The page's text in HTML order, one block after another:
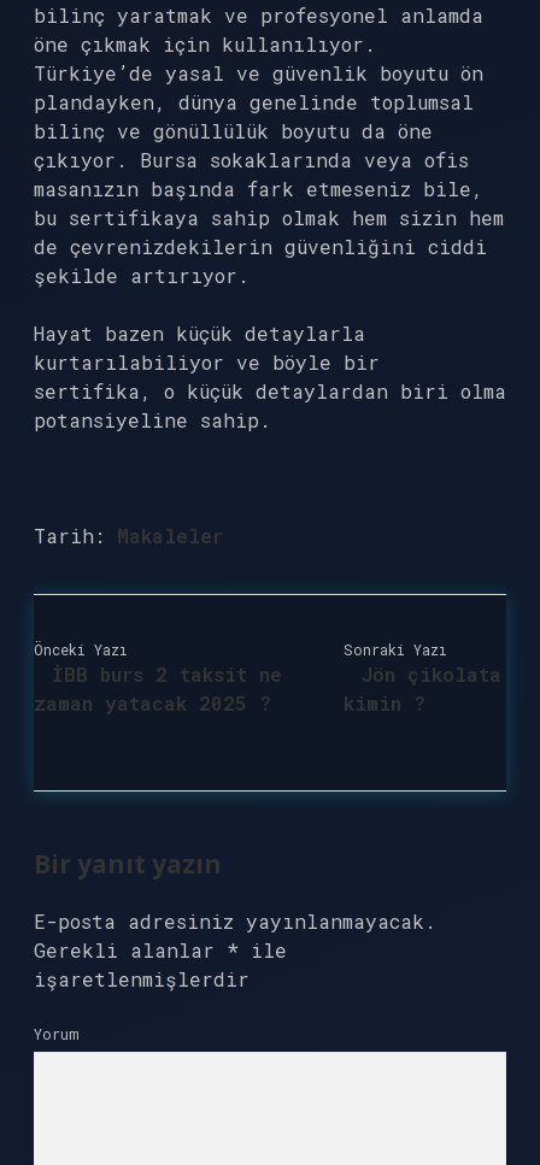
bilinç yaratmak ve profesyonel anlamda
öne çıkmak için kullanılıyor.
Türkiye’de yasal ve güvenlik boyutu ön
plandayken, dünya genelinde toplumsal
bilinç ve gönüllülük boyutu da öne
çıkıyor. Bursa sokaklarında veya ofis
masanızın başında fark etmeseniz bile,
bu sertifikaya sahip olmak hem sizin hem
de çevrenizdekilerin güvenliğini ciddi
şekilde artırıyor.
Hayat bazen küçük detaylarla
kurtarılabiliyor ve böyle bir
sertifika, o küçük detaylardan biri olma
potansiyeline sahip.
Tarih: Makaleler
Önceki Yazı
İBB burs 2 taksit ne
zaman yatacak 2025 ?
Sonraki Yazı
Jön çikolata
kimin ?
Bir yanıt yazın
E-posta adresiniz yayınlanmayacak.
Gerekli alanlar * ile
işaretlenmişlerdir
Yorum